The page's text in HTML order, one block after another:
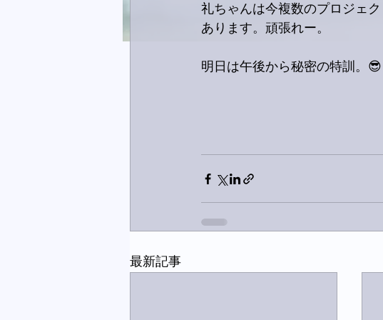
礼ちゃんは今複数のプロジェ
あります。頑張れー。
明日は午後から秘密の特訓。😎
最新記事